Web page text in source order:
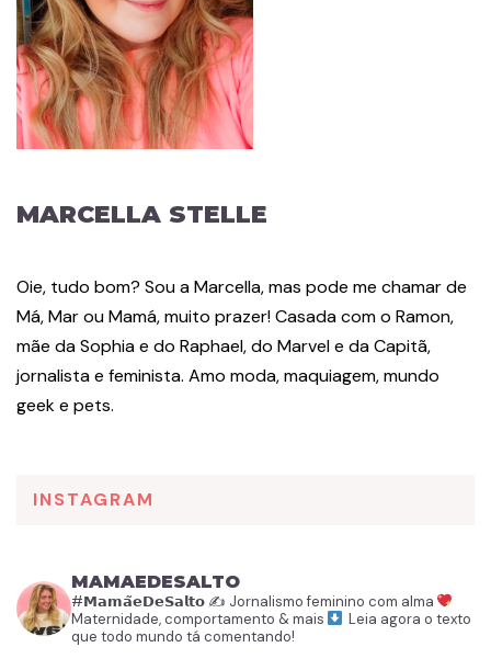
MARCELLA STELLE
Oie, tudo bom? Sou a Marcella, mas pode me chamar de
Má, Mar ou Mamá, muito prazer! Casada com o Ramon,
mãe da Sophia e do Raphael, do Marvel e da Capitã,
jornalista e feminista. Amo moda, maquiagem, mundo
geek e pets.
INSTAGRAM
MAMAEDESALTO
#𝗠𝗮𝗺𝗮̃𝗲𝗗𝗲𝗦𝗮𝗹𝘁𝗼 ✍️ Jornalismo feminino com alma
Maternidade, comportamento & mais
Leia agora o texto
que todo mundo tá comentando!